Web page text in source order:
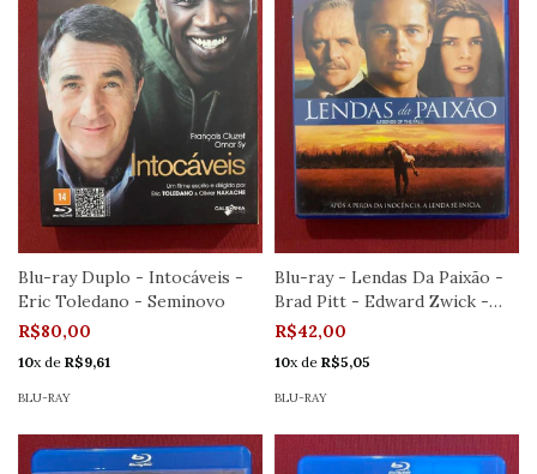
Blu-ray Duplo - Intocáveis -
Eric Toledano - Seminovo
R$80,00
10x de R$9,61
BLU-RAY
Blu-ray - Lendas Da Paixão -
Brad Pitt - Edward Zwick -
Semi
R$42,00
10x de R$5,05
BLU-RAY